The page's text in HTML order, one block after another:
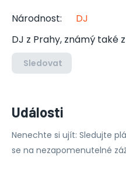
Národnost:
DJ
DJ z Prahy, známý také z
Sledovat
Události
Nenechte si ujít: Sledujte
se na nezapomenutelné